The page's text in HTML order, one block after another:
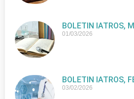
BOLETIN IATROS,
01/03/2026
BOLETIN IATROS,
03/02/2026